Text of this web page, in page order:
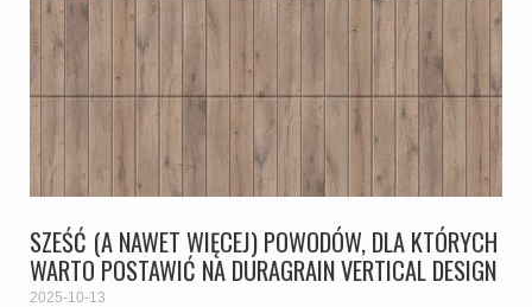
SZEŚĆ (A NAWET WIĘCEJ) POWODÓW, DLA KTÓRYCH
WARTO POSTAWIĆ NA DURAGRAIN VERTICAL DESIGN
2025-10-13